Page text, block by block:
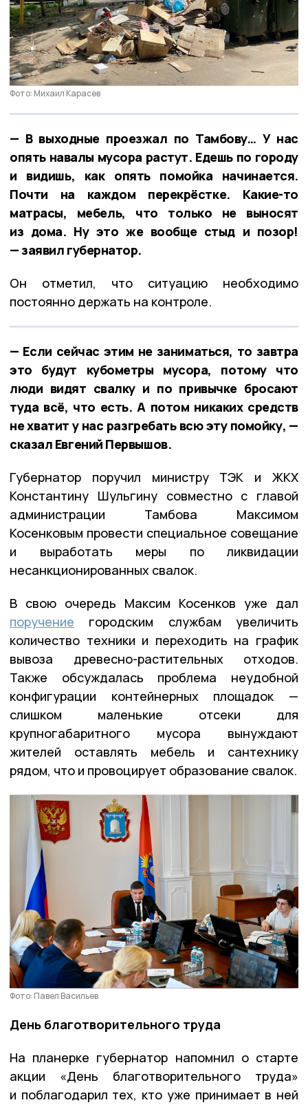
Фото: Михаил Карасев
— В выходные проезжал по Тамбову… У нас
опять навалы мусора растут. Едешь по городу
и видишь, как опять помойка начинается.
Почти на каждом перекрёстке. Какие-то
матрасы, мебель, что только не выносят
из дома. Ну это же вообще стыд и позор!
— заявил губернатор.
Он отметил, что ситуацию необходимо
постоянно держать на контроле.
— Если сейчас этим не заниматься, то завтра
это будут кубометры мусора, потому что
люди видят свалку и по привычке бросают
туда всё, что есть. А потом никаких средств
не хватит у нас разгребать всю эту помойку, —
сказал Евгений Первышов.
Губернатор поручил министру ТЭК и ЖКХ
Константину Шульгину совместно с главой
администрации Тамбова Максимом
Косенковым провести специальное совещание
и выработать меры по ликвидации
несанкционированных свалок.
В свою очередь Максим Косенков уже дал
поручение городским службам увеличить
количество техники и переходить на график
вывоза древесно-растительных отходов.
Также обсуждалась проблема неудобной
конфигурации контейнерных площадок —
слишком маленькие отсеки для
крупногабаритного мусора вынуждают
жителей оставлять мебель и сантехнику
рядом, что и провоцирует образование свалок.
Фото: Павел Васильев
День благотворительного труда
На планерке губернатор напомнил о старте
акции «День благотворительного труда»
и поблагодарил тех, кто уже принимает в ней